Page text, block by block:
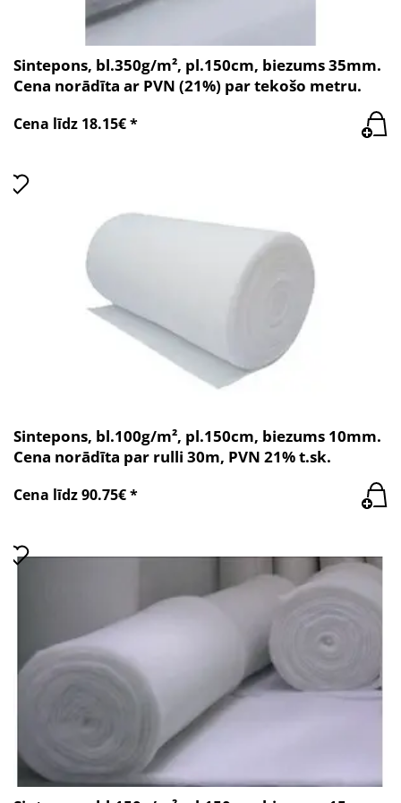
Sintepons, bl.350g/m², pl.150cm, biezums 35mm.
Cena norādīta ar PVN (21%) par tekošo metru.
Cena līdz 18.15€ *
Sintepons, bl.100g/m², pl.150cm, biezums 10mm.
Cena norādīta par rulli 30m, PVN 21% t.sk.
Cena līdz 90.75€ *